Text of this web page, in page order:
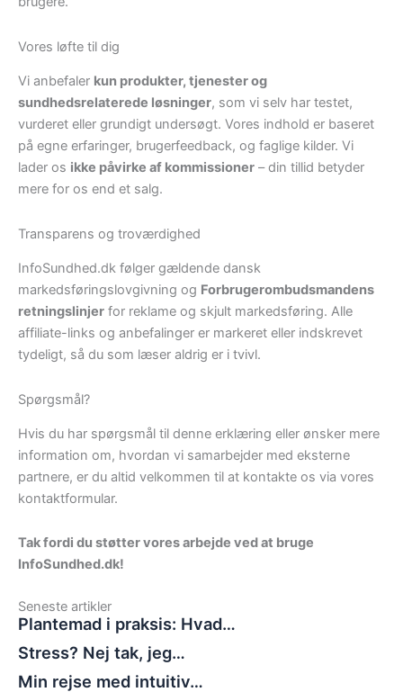
Vores løfte til dig
Vi anbefaler kun produkter, tjenester og
sundhedsrelaterede løsninger, som vi selv har testet,
vurderet eller grundigt undersøgt. Vores indhold er baseret
på egne erfaringer, brugerfeedback, og faglige kilder. Vi
lader os ikke påvirke af kommissioner – din tillid betyder
mere for os end et salg.
Transparens og troværdighed
InfoSundhed.dk følger gældende dansk
markedsføringslovgivning og Forbrugerombudsmandens
retningslinjer for reklame og skjult markedsføring. Alle
affiliate-links og anbefalinger er markeret eller indskrevet
tydeligt, så du som læser aldrig er i tvivl.
Spørgsmål?
Hvis du har spørgsmål til denne erklæring eller ønsker mere
information om, hvordan vi samarbejder med eksterne
partnere, er du altid velkommen til at kontakte os via vores
kontaktformular.
Tak fordi du støtter vores arbejde ved at bruge
InfoSundhed.dk!
Seneste artikler
Plantemad i praksis: Hvad…
Stress? Nej tak, jeg…
Min rejse med intuitiv…